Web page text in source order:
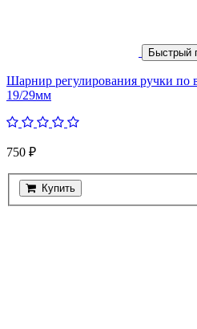
Быстрый
Шарнир регулирования ручки по
19/29мм
750 ₽
Купить